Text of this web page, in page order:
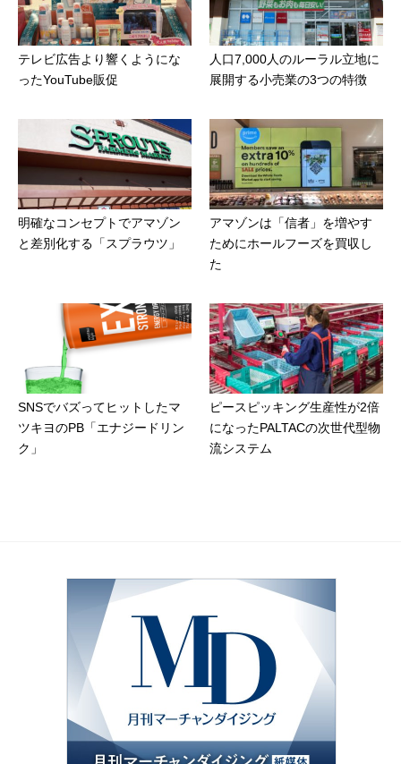
テレビ広告より響くようにな
ったYouTube販促
人口7,000人のルーラル立地に
展開する小売業の3つの特徴
明確なコンセプトでアマゾン
と差別化する「スプラウツ」
アマゾンは「信者」を増やす
ためにホールフーズを買収し
た
SNSでバズってヒットしたマ
ツキヨのPB「エナジードリン
ク」
ピースピッキング生産性が2倍
になったPALTACの次世代型物
流システム